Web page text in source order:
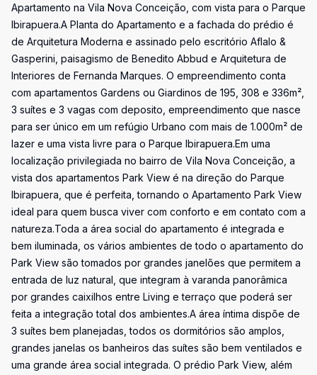
Apartamento na Vila Nova Conceição, com vista para o Parque
Ibirapuera.A Planta do Apartamento e a fachada do prédio é
de Arquitetura Moderna e assinado pelo escritório Aflalo &
Gasperini, paisagismo de Benedito Abbud e Arquitetura de
Interiores de Fernanda Marques. O empreendimento conta
com apartamentos Gardens ou Giardinos de 195, 308 e 336m²,
3 suítes e 3 vagas com deposito, empreendimento que nasce
para ser único em um refúgio Urbano com mais de 1.000m² de
lazer e uma vista livre para o Parque Ibirapuera.Em uma
localização privilegiada no bairro de Vila Nova Conceição, a
vista dos apartamentos Park View é na direção do Parque
Ibirapuera, que é perfeita, tornando o Apartamento Park View
ideal para quem busca viver com conforto e em contato com a
natureza.Toda a área social do apartamento é integrada e
bem iluminada, os vários ambientes de todo o apartamento do
Park View são tomados por grandes janelões que permitem a
entrada de luz natural, que integram à varanda panorâmica
por grandes caixilhos entre Living e terraço que poderá ser
feita a integração total dos ambientes.A área íntima dispõe de
3 suítes bem planejadas, todos os dormitórios são amplos,
grandes janelas os banheiros das suítes são bem ventilados e
uma grande área social integrada. O prédio Park View, além